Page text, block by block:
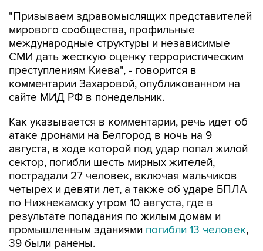
"Призываем здравомыслящих представителей
мирового сообщества, профильные
международные структуры и независимые
СМИ дать жесткую оценку террористическим
преступлениям Киева", - говорится в
комментарии Захаровой, опубликованном на
сайте МИД РФ в понедельник.
Как указывается в комментарии, речь идет об
атаке дронами на Белгород в ночь на 9
августа, в ходе которой под удар попал жилой
сектор, погибли шесть мирных жителей,
пострадали 27 человек, включая мальчиков
четырех и девяти лет, а также об ударе БПЛА
по Нижнекамску утром 10 августа, где в
результате попадания по жилым домам и
промышленным зданиями погибли 13 человек,
39 были ранены.